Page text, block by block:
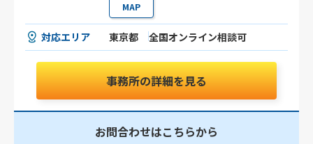
MAP
対応エリア 東京都 全国オンライン相談可
事務所の詳細を見る
お問合わせはこちらから